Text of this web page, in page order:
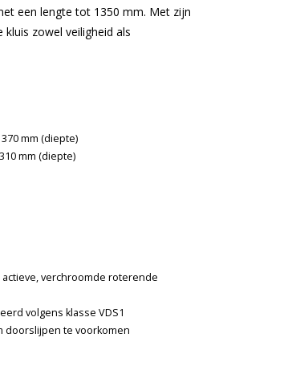
een lengte tot 1350 mm. Met zijn
zowel veiligheid als
mm (diepte)
mm (diepte)
verchroomde roterende
volgens klasse VDS1
doorslijpen te voorkomen